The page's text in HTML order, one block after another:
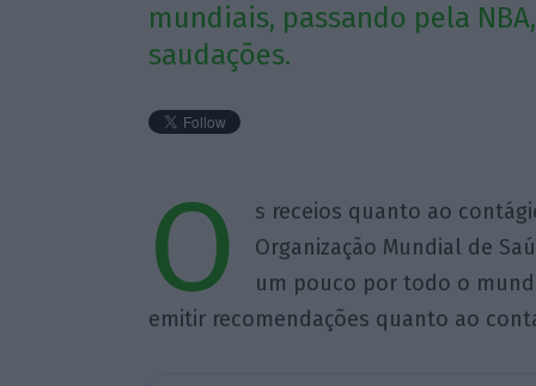
mundiais, passando pela
saudações.
O
s receios quanto ao
Organização Mundial de
um pouco por todo o
emitir recomendações quanto ao